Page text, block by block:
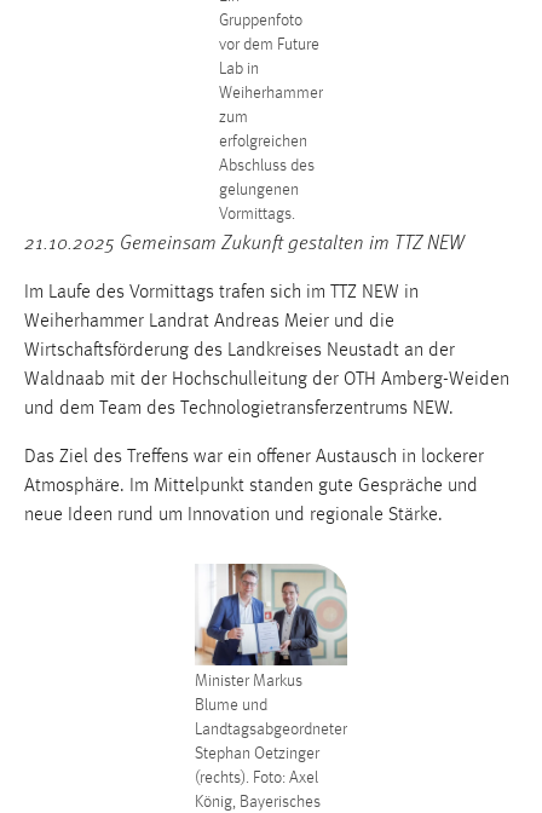
Gruppenfoto
vor dem Future
Lab in
Weiherhammer
zum
erfolgreichen
Abschluss des
gelungenen
Vormittags.
21.10.2025 Gemeinsam Zukunft gestalten im TTZ NEW
Im Laufe des Vormittags trafen sich im TTZ NEW in
Weiherhammer Landrat Andreas Meier und die
Wirtschaftsförderung des Landkreises Neustadt an der
Waldnaab mit der Hochschulleitung der OTH Amberg-Weiden
und dem Team des Technologietransferzentrums NEW.
Das Ziel des Treffens war ein offener Austausch in lockerer
Atmosphäre. Im Mittelpunkt standen gute Gespräche und
neue Ideen rund um Innovation und regionale Stärke.
Minister Markus
Blume und
Landtagsabgeordneter
Stephan Oetzinger
(rechts). Foto: Axel
König, Bayerisches
Marketing Cookies werden von Drittanbietern
verwendet, um personalisierte Werbung anzuzeigen.
hinweg verfolgen.
Google Ads
Name:
Anbieter:
Google Ireland Limited
Conversion-Tracking
Facebook Pixel